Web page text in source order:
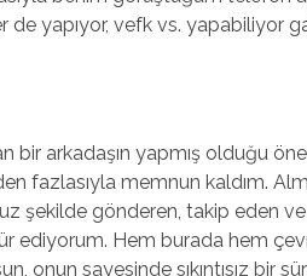
de yapıyor, vefk vs. yapabiliyor
bir arkadaşın yapmış olduğu
fazlasıyla memnun kaldım.
şekilde gönderen, takip eden
ediyorum. Hem burada hem
onun sayesinde sıkıntısız bir